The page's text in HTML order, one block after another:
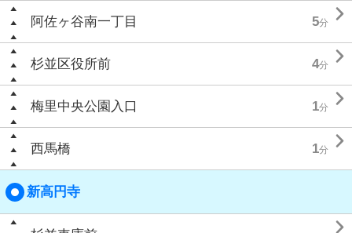
阿佐ヶ谷南一丁目 5分 
杉並区役所前 4分 
梅里中央公園入口 1分 
西馬橋 1分 
新高円寺